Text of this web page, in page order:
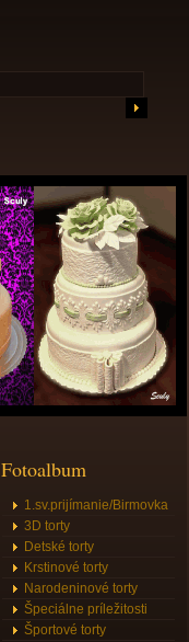
Fotoalbum
1.sv.prijímanie/Birmovka
3D torty
Detské torty
Krstinové torty
Narodeninové torty
Špeciálne príležitosti
Športové torty